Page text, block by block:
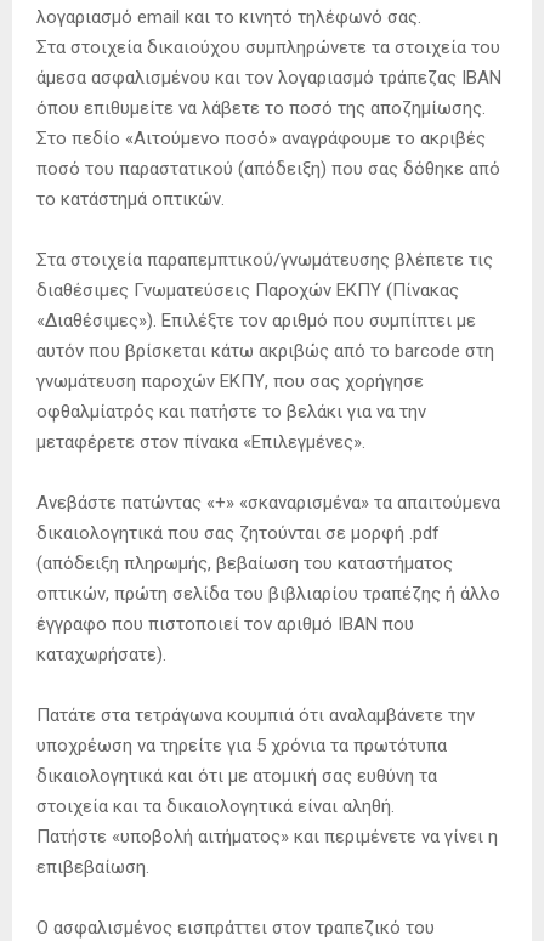
λογαριασμό email και το κινητό τηλέφωνό σας.
Στα στοιχεία δικαιούχου συμπληρώνετε τα στοιχεία του
άμεσα ασφαλισμένου και τον λογαριασμό τράπεζας ΙΒΑΝ
όπου επιθυμείτε να λάβετε το ποσό της αποζημίωσης.
Στο πεδίο «Αιτούμενο ποσό» αναγράφουμε το ακριβές
ποσό του παραστατικού (απόδειξη) που σας δόθηκε από
το κατάστημά οπτικών.
Στα στοιχεία παραπεμπτικού/γνωμάτευσης βλέπετε τις
διαθέσιμες Γνωματεύσεις Παροχών ΕΚΠΥ (Πίνακας
«Διαθέσιμες»). Επιλέξτε τον αριθμό που συμπίπτει με
αυτόν που βρίσκεται κάτω ακριβώς από το barcode στη
γνωμάτευση παροχών ΕΚΠΥ, που σας χορήγησε
οφθαλμίατρός και πατήστε το βελάκι για να την
μεταφέρετε στον πίνακα «Επιλεγμένες».
Ανεβάστε πατώντας «+» «σκαναρισμένα» τα απαιτούμενα
δικαιολογητικά που σας ζητούνται σε μορφή .pdf
(απόδειξη πληρωμής, βεβαίωση του καταστήματος
οπτικών, πρώτη σελίδα του βιβλιαρίου τραπέζης ή άλλο
έγγραφο που πιστοποιεί τον αριθμό IBAN που
καταχωρήσατε).
Πατάτε στα τετράγωνα κουμπιά ότι αναλαμβάνετε την
υποχρέωση να τηρείτε για 5 χρόνια τα πρωτότυπα
δικαιολογητικά και ότι με ατομική σας ευθύνη τα
στοιχεία και τα δικαιολογητικά είναι αληθή.
Πατήστε «υποβολή αιτήματος» και περιμένετε να γίνει η
επιβεβαίωση.
Ο ασφαλισμένος εισπράττει στον τραπεζικό του